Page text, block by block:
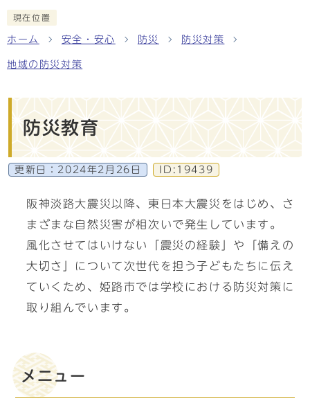
現在位置
ホーム 安全・安心 防災 防災対策
地域の防災対策
防災教育
更新日： 2024年2月26日 ID:19439
阪神淡路大震災以降、東日本大震災をはじめ、さ
まざまな自然災害が相次いで発生しています。
風化させてはいけない「震災の経験」や「備えの
大切さ」について次世代を担う子どもたちに伝え
ていくため、姫路市では学校における防災対策に
取り組んでいます。
メニュー